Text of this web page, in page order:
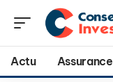
Actu Assurance